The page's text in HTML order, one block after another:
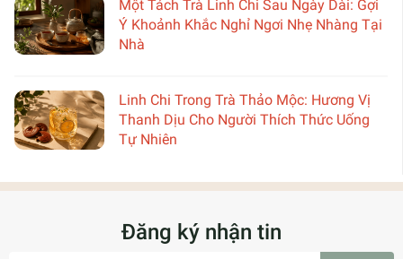
Một Tách Trà Linh Chi Sau Ngày Dài: Gợi
Ý Khoảnh Khắc Nghỉ Ngơi Nhẹ Nhàng Tại
Nhà
Linh Chi Trong Trà Thảo Mộc: Hương Vị
Thanh Dịu Cho Người Thích Thức Uống
Tự Nhiên
Đăng ký nhận tin